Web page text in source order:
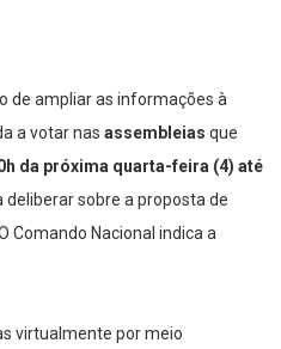
de ampliar as informações à
a votar nas assembleias que
da próxima quarta-feira (4) até
deliberar sobre a proposta de
Comando Nacional indica a
virtualmente por meio